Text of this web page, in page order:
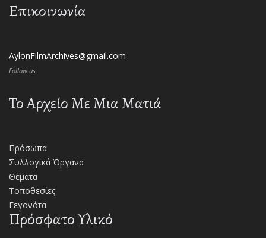
Επικοινωνία
AylonFilmArchives@gmail.com
Follow us
Το Αρχείο Με Μια Ματιά
Πρόσωπα
Συλλογικά Όργανα
Θέματα
Τοποθεσίες
Γεγονότα
Πρόσφατο Υλικό